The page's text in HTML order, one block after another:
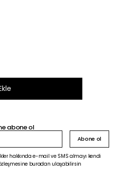
abone ol
Abone ol
hakkında e-mail ve SMS almayı kendi
buradan ulaşabilirsin